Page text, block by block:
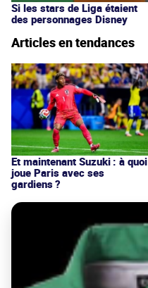
Si les stars de Liga étaient
des personnages Disney
Articles en tendances
Et maintenant Suzuki : à quoi
joue Paris avec ses
gardiens ?